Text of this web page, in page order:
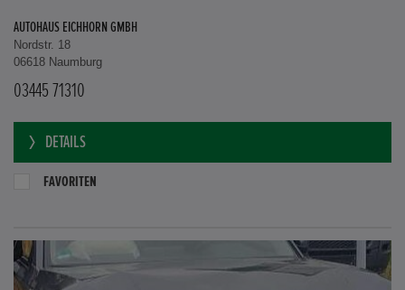
AUTOHAUS EICHHORN GMBH
Nordstr. 18
06618 Naumburg
03445 71310
DETAILS
FAVORITEN